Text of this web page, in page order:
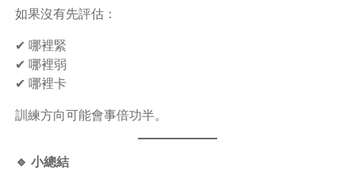
如果沒有先評估：
✔ 哪裡緊
✔ 哪裡弱
✔ 哪裡卡
訓練方向可能會事倍功半。
🔹 小總結